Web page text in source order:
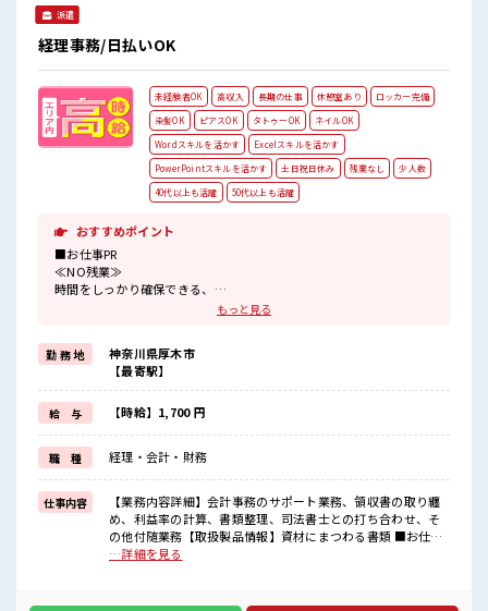
派遣
経理事務/日払いOK
未経験者OK 高収入 長期の仕事 休憩室あり
ロッカー完備
染髪OK
ピアスOK タトゥーOK
ネイルOK
Wordスキルを活かす
Excelスキルを活かす
PowerPointスキルを活かす
土日祝日休み 残業なし
少人数
40代以上も活躍
50代以上も活躍
おすすめポイント
■お仕事PR
≪NO残業≫
時間をしっかり確保できる、
≪土日祝休のお仕事≫
家族や友人と一緒にプライベート満喫！
≪ヘアカラーOKで自由な雰囲気の職場≫
明るすぎたり奇抜でなければ基本的に自由！
(規定有)≪未経験の方も大カンゲイ≫
新しいことにチャレンジするのは不安だけど、
しっかり働く環境が整っています！
イチからスキルUP・ステップUP目指していきましょう！
■職場の雰囲気
少人数の職場だから一緒に働く仲間との距離もグッと近い！
キバツ過ぎなければ髪色・髪型は自由！
あなたの個性を大事にできます♪
もっと見る
勤 務 地
神奈川県厚木市
【最寄駅】
給 与 【時給】1,700 円
職 種 経理・会計・財務
仕事内容
【業務内容詳細】会計事務のサポート業務、領収書の取り纏
め、利益率の計算、書類整理、司法書士との打ち合わせ、そ
の他付随業務【取扱製品情報】資材にまつわる書類 ■お仕事
PR ≪NO残業≫ 時間をしっかり確保できる、 残業基本ナシの
喫！ ≪ヘアカラーOKで自由な雰囲気の職場≫ 明るすぎたり
…詳細を見る